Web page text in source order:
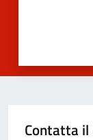
Contatta il